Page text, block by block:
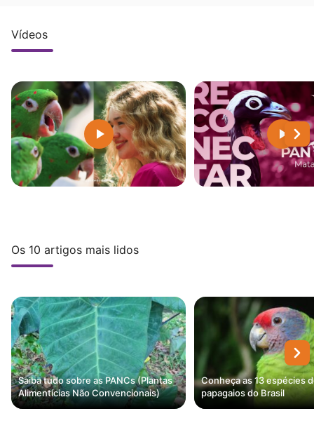
Vídeos
Os 10 artigos mais lidos
Saiba tudo sobre as PANCs (Plantas
Alimentícias Não Convencionais)
Conheça as 13 espécies
papagaios do Brasil